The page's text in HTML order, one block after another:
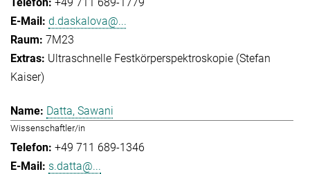
d.daskalova@...
7M23
Ultraschnelle Festkörperspektroskopie (Stefan
Kaiser)
Datta, Sawani
Wissenschaftler/in
+49 711 689-1346
s.datta@...